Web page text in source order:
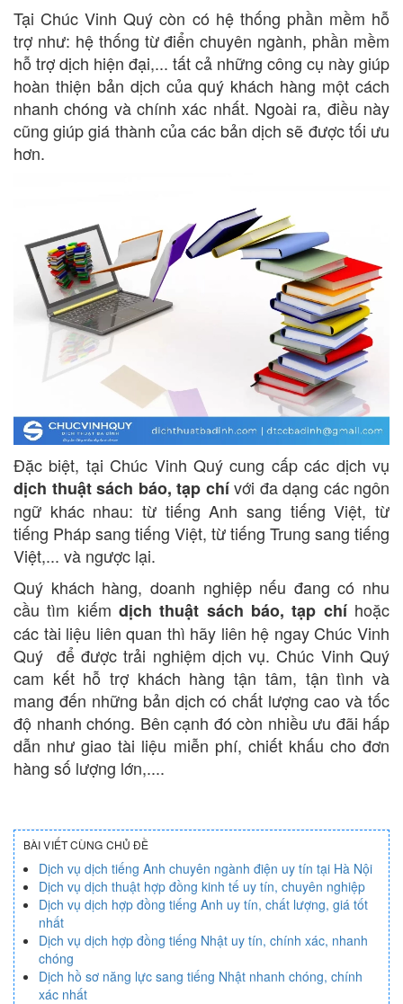
Tại Chúc Vinh Quý còn có hệ thống phần mềm hỗ
trợ như: hệ thống từ điển chuyên ngành, phần mềm
hỗ trợ dịch hiện đại,... tất cả những công cụ này giúp
hoàn thiện bản dịch của quý khách hàng một cách
nhanh chóng và chính xác nhất. Ngoài ra, điều này
cũng giúp giá thành của các bản dịch sẽ được tối ưu
hơn.
Đặc biệt, tại Chúc Vinh Quý cung cấp các dịch vụ
dịch thuật sách báo, tạp chívới đa dạng các ngôn
ngữ khác nhau: từ tiếng Anh sang tiếng Việt, từ
tiếng Pháp sang tiếng Việt, từ tiếng Trung sang tiếng
Việt,... và ngược lại.
Quý khách hàng, doanh nghiệp nếu đang có nhu
cầu tìm kiếm dịch thuật sách báo, tạp chíhoặc
các tài liệu liên quan thì hãy liên hệ ngay Chúc Vinh
Quý để được trải nghiệm dịch vụ. Chúc Vinh Quý
cam kết hỗ trợ khách hàng tận tâm, tận tình và
mang đến những bản dịch có chất lượng cao và tốc
độ nhanh chóng. Bên cạnh đó còn nhiều ưu đãi hấp
dẫn như giao tài liệu miễn phí, chiết khấu cho đơn
hàng số lượng lớn,....
BÀI VIẾT CÙNG CHỦ ĐỀ
Dịch vụ dịch tiếng Anh chuyên ngành điện uy tín tại Hà Nội
Dịch vụ dịch thuật hợp đồng kinh tế uy tín, chuyên nghiệp
Dịch vụ dịch hợp đồng tiếng Anh uy tín, chất lượng, giá tốt
nhất
Dịch vụ dịch hợp đồng tiếng Nhật uy tín, chính xác, nhanh
chóng
Dịch hồ sơ năng lực sang tiếng Nhật nhanh chóng, chính
xác nhất